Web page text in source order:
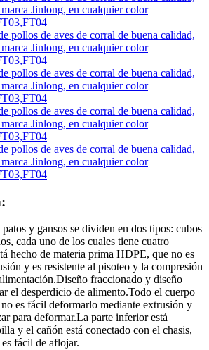
y gansos se dividen en dos tipos: cubos
cada uno de los cuales tiene cuatro
hecho de materia prima HDPE, que no es
y es resistente al pisoteo y la compresión
fraccionado y diseño
el desperdicio de alimento.Todo el cuerpo
es fácil deformarlo mediante extrusión y
para deformar.La parte inferior está
y el cañón está conectado con el chasis,
fácil de aflojar.